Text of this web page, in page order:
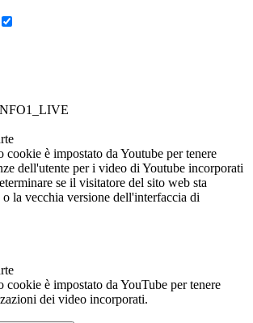
cookie è impostato da Youtube per tenere
dell'utente per i video di Youtube incorporati
se il visitatore del sito web sta
la vecchia versione dell'interfaccia di
cookie è impostato da YouTube per tenere
dei video incorporati.